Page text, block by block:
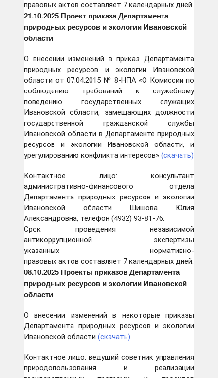
правовых актов составляет 7 календарных дней.
21.10.2025 Проект приказа Департамента
природных ресурсов и экологии Ивановской
области
О внесении изменений в приказ Департамента
природных ресурсов и экологии Ивановской
области от 07.04.2015 № 8-НПА «О Комиссии по
соблюдению требований к служебному
поведению государственных служащих
Ивановской области, замещающих должности
государственной гражданской службы
Ивановской области в Департаменте природных
ресурсов и экологии Ивановской области, и
урегулированию конфликта интересов» (скачать)
Контактное лицо: консультант
административно-финансового отдела
Департамента природных ресурсов и экологии
Ивановской области Шишова Юлия
Александровна, телефон (4932) 93-81-76.
Срок проведения независимой
антикоррупционной экспертизы
указанных нормативно-
правовых актов составляет 7 календарных дней.
08.10.2025 Проекты приказов Департамента
природных ресурсов и экологии Ивановской
области
О внесении изменений в некоторые приказы
Департамента природных ресурсов и экологии
Ивановской области (скачать)
Контактное лицо: ведущий советник управления
природопользования и реализации